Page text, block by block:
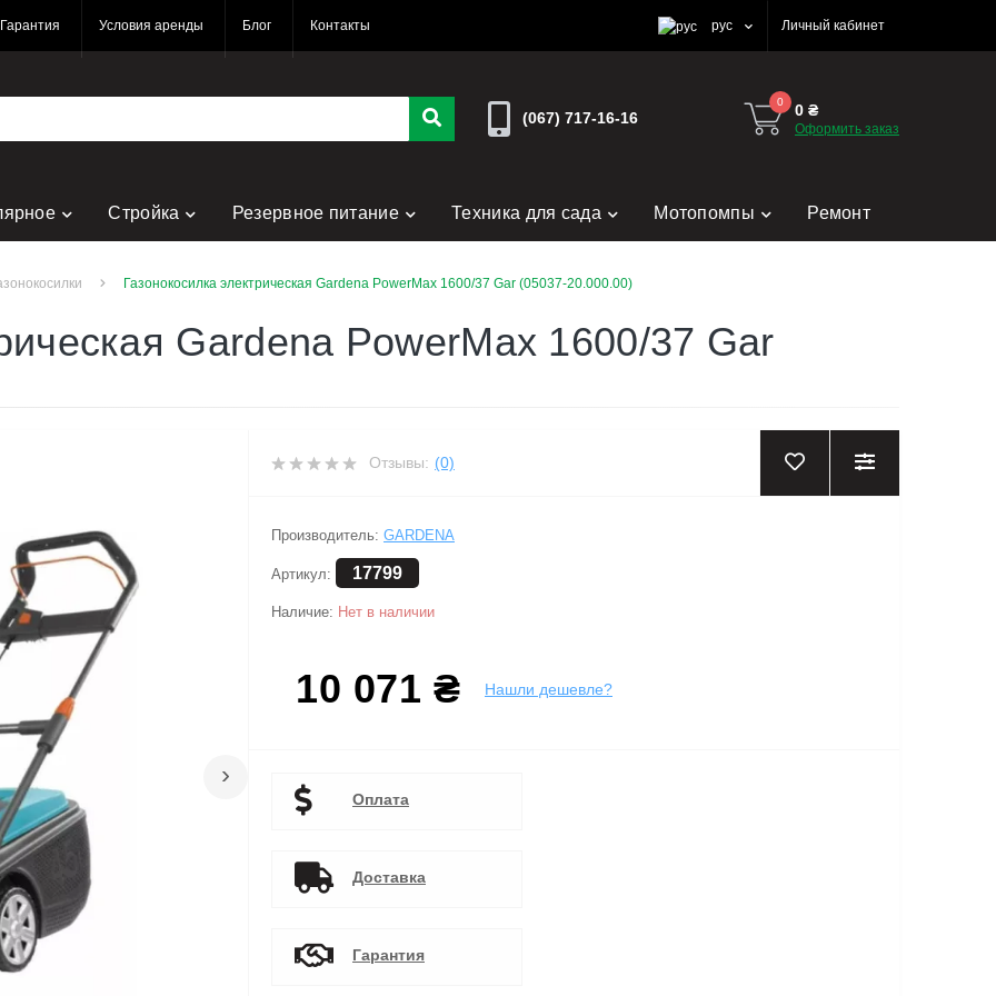
Гарантия Условия аренды Блог Контакты рус Личный кабинет
(067) 717-16-16
0 0 ₴
Оформить заказ
Стройка Резервное питание Техника для сада Мотопомпы Ремонт
Газонокосилка электрическая Gardena PowerMax 1600/37 Gar (05037-20.000.00)
Gardena PowerMax 1600/37 Gar
›
Отзывы: (0)
Производитель: GARDENA
Артикул: 17799
Наличие: Нет в наличии
10 071 ₴ Нашли дешевле?
Оплата
Доставка
Гарантия